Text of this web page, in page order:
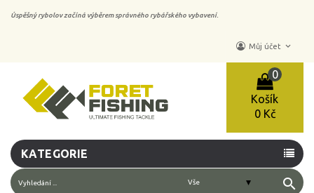
Úspěšný rybolov začíná výběrem správného rybářského vybavení.
Můj účet keyboard_arrow_down
Košík
0
0 Kč
KATEGORIE
search